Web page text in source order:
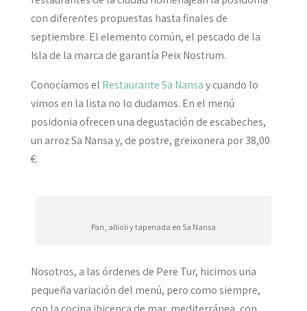
con diferentes propuestas hasta finales de
septiembre. El elemento común, el pescado de la
Isla de la marca de garantía Peix Nostrum.
Conocíamos el Restaurante Sa Nansay cuando lo
vimos en la lista no lo dudamos. En el menú
posidonia ofrecen una degustación de escabeches,
un arroz Sa Nansa y, de postre, greixonera por 38,00
€.
Pan, allioli y tapenada en Sa Nansa
Nosotros, a las órdenes de Pere Tur, hicimos una
pequeña variación del menú, pero como siempre,